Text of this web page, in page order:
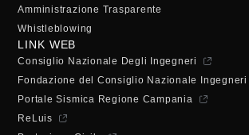
Amministrazione Trasparente
Whistleblowing
LINK WEB
Consiglio Nazionale Degli Ingegneri
Fondazione del Consiglio Nazionale Ingegneri
Portale Sismica Regione Campania
ReLuis